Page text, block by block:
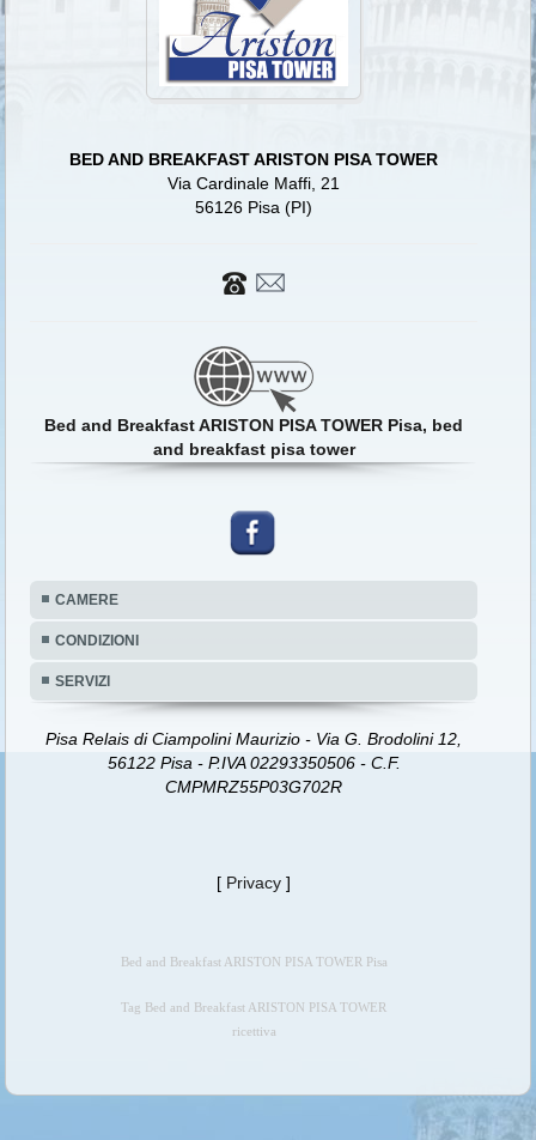
BED AND BREAKFAST ARISTON PISA TOWER
Via Cardinale Maffi, 21
56126 Pisa (PI)
Bed and Breakfast ARISTON PISA TOWER Pisa, bed
and breakfast pisa tower
CAMERE
CONDIZIONI
SERVIZI
Pisa Relais di Ciampolini Maurizio - Via G. Brodolini 12,
56122 Pisa - P.IVA 02293350506 - C.F.
CMPMRZ55P03G702R
[ Privacy ]
Bed and Breakfast ARISTON PISA TOWER Pisa
Tag Bed and Breakfast ARISTON PISA TOWER
ricettiva